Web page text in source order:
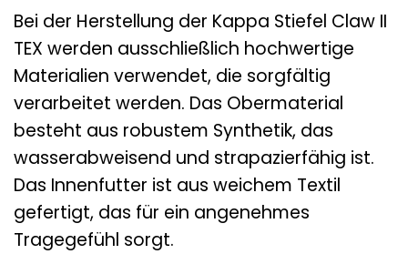
Bei der Herstellung der Kappa Stiefel Claw II
TEX werden ausschließlich hochwertige
Materialien verwendet, die sorgfältig
verarbeitet werden. Das Obermaterial
besteht aus robustem Synthetik, das
wasserabweisend und strapazierfähig ist.
Das Innenfutter ist aus weichem Textil
gefertigt, das für ein angenehmes
Tragegefühl sorgt.